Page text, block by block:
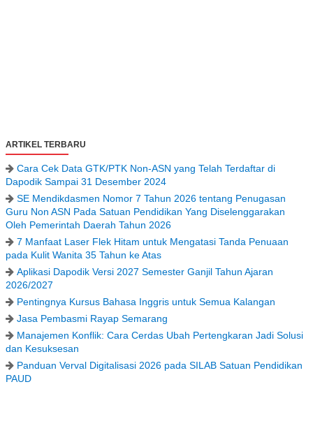
ARTIKEL TERBARU
Cara Cek Data GTK/PTK Non-ASN yang Telah Terdaftar di
Dapodik Sampai 31 Desember 2024
SE Mendikdasmen Nomor 7 Tahun 2026 tentang Penugasan
Guru Non ASN Pada Satuan Pendidikan Yang Diselenggarakan
Oleh Pemerintah Daerah Tahun 2026
7 Manfaat Laser Flek Hitam untuk Mengatasi Tanda Penuaan
pada Kulit Wanita 35 Tahun ke Atas
Aplikasi Dapodik Versi 2027 Semester Ganjil Tahun Ajaran
2026/2027
Pentingnya Kursus Bahasa Inggris untuk Semua Kalangan
Jasa Pembasmi Rayap Semarang
Manajemen Konflik: Cara Cerdas Ubah Pertengkaran Jadi Solusi
dan Kesuksesan
Panduan Verval Digitalisasi 2026 pada SILAB Satuan Pendidikan
PAUD